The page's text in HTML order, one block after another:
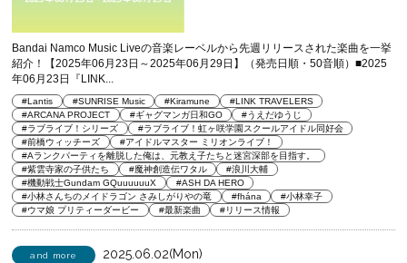
Bandai Namco Music Liveの音楽レーベルから先週リリースされた楽曲を一挙
紹介！【2025年06月23日～2025年06月29日】（発売日順・50音順）■2025
年06月23日『LINK...
#Lantis #SUNRISE Music #Kiramune
#LINK TRAVELERS
#ARCANA PROJECT
#ギャグマンガ日和GO
#うえだゆうじ
#ラブライブ！シリーズ
#ラブライブ！虹ヶ咲学園スクールアイドル同好会
#前橋ウィッチーズ
#アイドルマスター ミリオンライブ！
#Aランクパーティを離脱した俺は、元教え子たちと迷宮深部を目指す。
#紫雲寺家の子供たち
#魔神創造伝ワタル
#浪川大輔
#機動戦士Gundam GQuuuuuuX
#ASH DA HERO
#小林さんちのメイドラゴン さみしがりやの竜
#fhána
#小林幸子
#ウマ娘 プリティーダービー
#最新楽曲 #リリース情報
and more 2025.06.02(Mon)